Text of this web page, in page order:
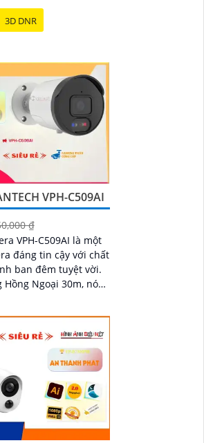
3D DNR
VPH-C509AI
₫
VPH-C509AI là một
đáng tin cậy với chất
ban đêm tuyệt vời.
Ngoại 30m, nó
sáng yếu